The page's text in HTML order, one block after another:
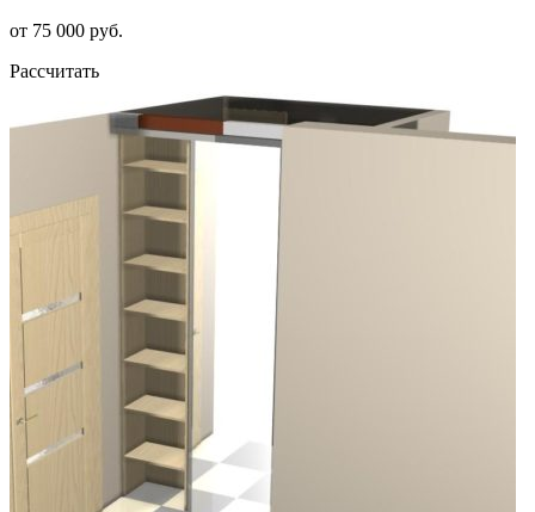
от 75 000 руб.
Рассчитать